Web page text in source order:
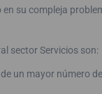
su compleja
sector Servicios son:
un mayor número